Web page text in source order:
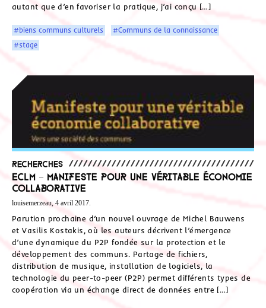
autant que d’en favoriser la pratique, j’ai conçu […]
#biens communs culturels
#Communs de la connaissance
#stage
Recherches
ECLM – Manifeste pour une véritable économie
collaborative
louisemerzeau, 4 avril 2017.
Parution prochaine d’un nouvel ouvrage de Michel Bauwens
et Vasilis Kostakis, où les auteurs décrivent l’émergence
d’une dynamique du P2P fondée sur la protection et le
développement des communs. Partage de fichiers,
distribution de musique, installation de logiciels, la
technologie du peer-to-peer (P2P) permet différents types de
coopération via un échange direct de données entre […]